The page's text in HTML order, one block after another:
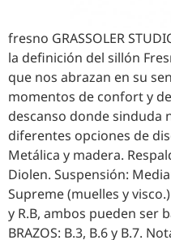
fresno GRASSOLER
la definición del sillón
que nos abrazan en su
momentos de confort y
descanso donde sinduda
diferentes opciones de
Metálica y madera.
Diolen. Suspensión:
Supreme (muelles y
y R.B, ambos pueden ser
BRAZOS: B.3, B.6 y B.7.